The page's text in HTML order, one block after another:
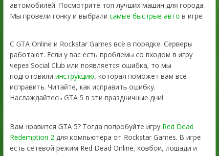
автомобилей. Посмотрите топ лучших машин для города.
Мы провели гонку и выбрали самые быстрые авто в игре.
С GTA Online и Rockstar Games всё в порядке. Серверы
работают. Если у вас есть проблемы со входом в игру
через Social Club или появляется ошибка, то мы
подготовили инструкцию, которая поможет вам всё
исправить. Читайте, как исправить ошибку.
Наслаждайтесь GTA 5 в эти праздничные дни!
Вам нравится GTA 5? Тогда попробуйте игру Red Dead
Redemption 2для компьютера от Rockstar Games. В игре
есть сетевой режим Red Dead Online, ковбои, лошади и